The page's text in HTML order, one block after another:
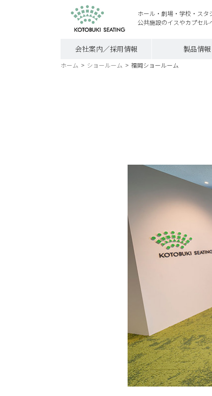
ホール・劇場・学校・スタ
公共施設のイスやカプセル
会社案内／採用情報 製品情報
ホーム > ショールーム > 福岡ショールーム